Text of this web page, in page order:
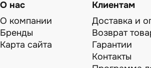
О нас
О компании
Бренды
Карта сайта
Клиентам
Доставка и
Возврат
Гарантии
Контакты